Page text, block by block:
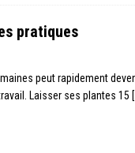
pratiques
peut rapidement
Laisser ses plantes 15